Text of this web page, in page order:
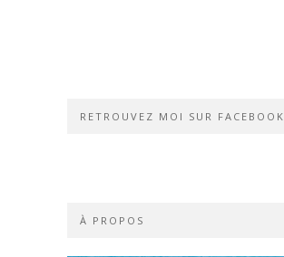
RETROUVEZ MOI SUR FACEBOOK
À PROPOS